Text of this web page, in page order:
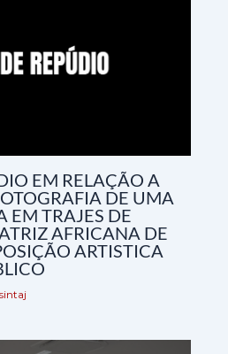
EM RELAÇÃO A
DE UMA
EM TRAJES DE
AFRICANA DE
ARTISTICA
sintaj